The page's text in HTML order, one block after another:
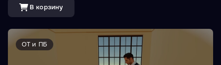
считается успешно пройденным, если обучаемый
добрался до маркированной точки сбора вне
здания и известил службу пожаротушения о
возгорании. В процессе прохождения желательно
использовать мокрые полотенца для защиты
органов дыхания, отключить электричество.
В корзину
ОТ и ПБ